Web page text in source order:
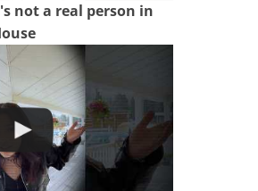
not a real person in